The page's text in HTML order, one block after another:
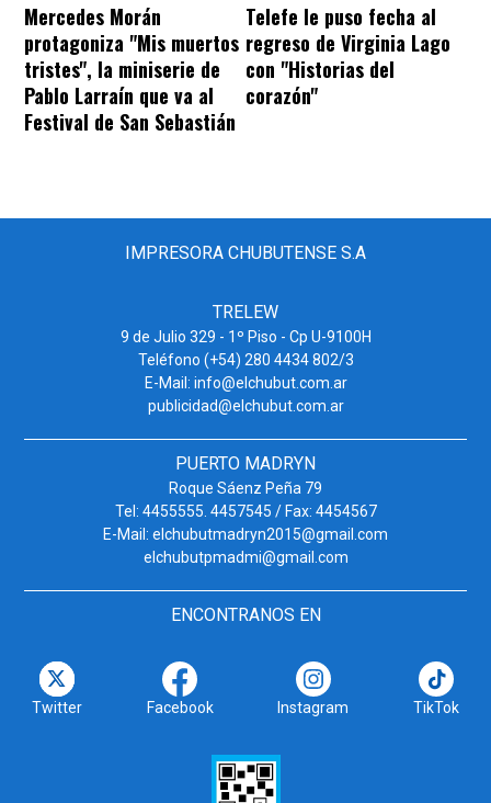
Mercedes Morán
protagoniza "Mis muertos
tristes", la miniserie de
Pablo Larraín que va al
Festival de San Sebastián
Telefe le puso fecha al
regreso de Virginia Lago
con "Historias del
corazón"
IMPRESORA CHUBUTENSE S.A
TRELEW
9 de Julio 329 - 1º Piso - Cp U-9100H
Teléfono (+54) 280 4434 802/3
E-Mail: info@elchubut.com.ar
publicidad@elchubut.com.ar
PUERTO MADRYN
Roque Sáenz Peña 79
Tel: 4455555. 4457545 / Fax: 4454567
E-Mail: elchubutmadryn2015@gmail.com
elchubutpmadmi@gmail.com
ENCONTRANOS EN
Twitter Facebook Instagram TikTok